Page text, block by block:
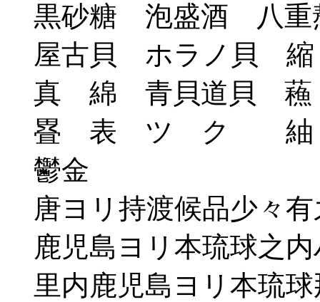
黒砂糖 泡盛酒 八重
屋古貝 ホラノ貝
真 綿 青貝道貝
疂 表 ツ ク 紬
鬱金
唐ヨリ持渡候品少々有
鹿児島ヨリ本琉球之内
里内鹿児島ヨリ本琉球